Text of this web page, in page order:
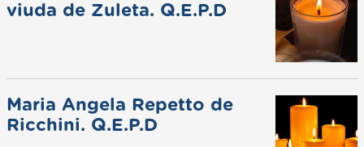
viuda de Zuleta. Q.E.P.D
Maria Angela Repetto de
Ricchini. Q.E.P.D